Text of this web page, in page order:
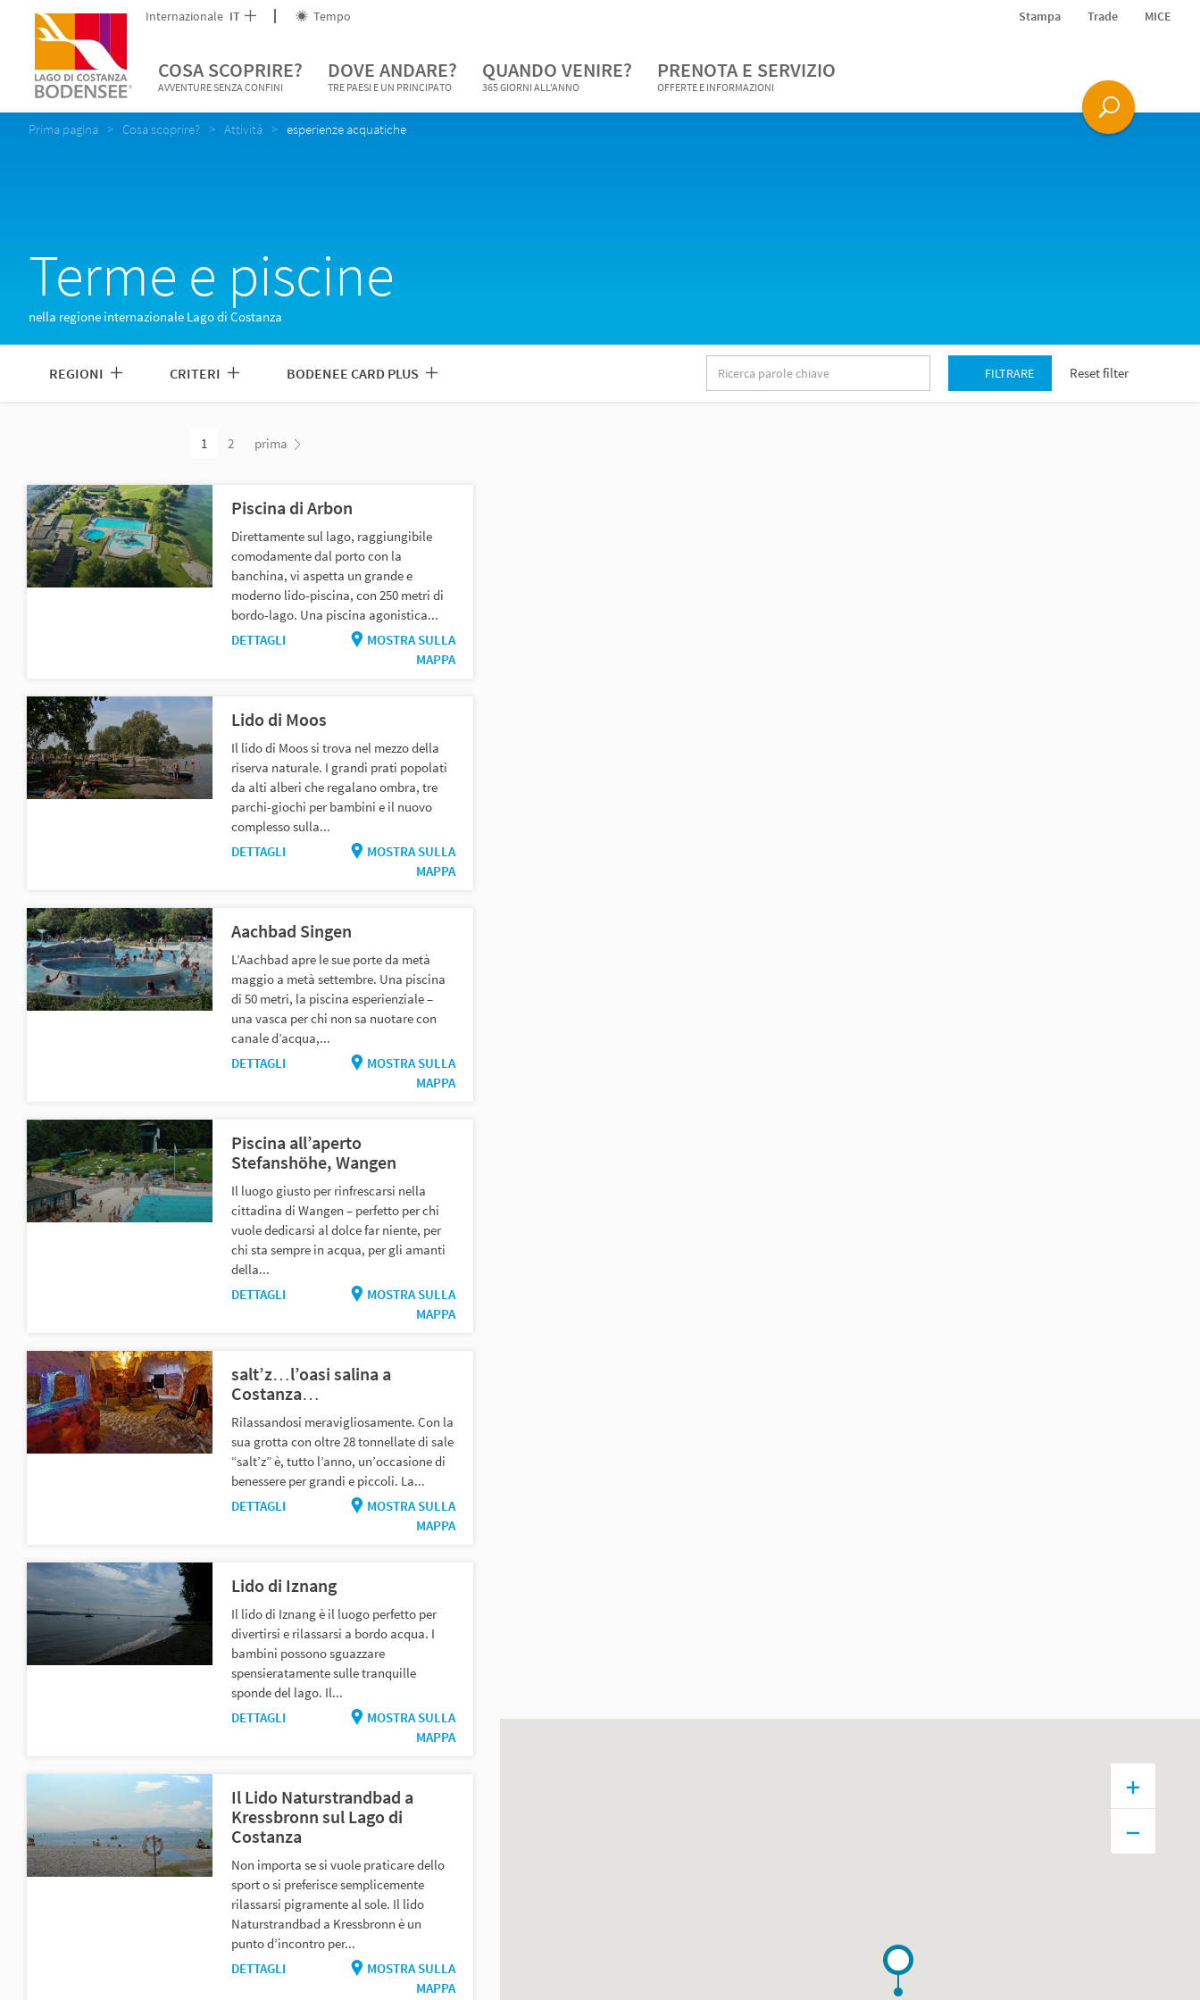
Internazionale IT Tempo Stampa Trade MICE
COSA SCOPRIRE?
AVVENTURE SENZA CONFINI
DOVE ANDARE?
TRE PAESI E UN PRINCIPATO
QUANDO VENIRE?
365 GIORNI ALL'ANNO
PRENOTA E SERVIZIO
OFFERTE E INFORMAZIONI
Prima pagina Cosa scoprire? Attività esperienze acquatiche
Terme e piscine
nella regione internazionale Lago di Costanza
REGIONI CRITERI BODENEE CARD PLUS
parole
FILTRARE Reset filter
1 2 prima
Piscina di Arbon
Direttamente sul lago, raggiungibile
comodamente dal porto con la
banchina, vi aspetta un grande e
moderno lido-piscina, con 250 metri di
bordo-lago. Una piscina agonistica...
DETTAGLI
MOSTRA SULLA
MAPPA
Lido di Moos
Il lido di Moos si trova nel mezzo della
riserva naturale. I grandi prati popolati
da alti alberi che regalano ombra, tre
parchi-giochi per bambini e il nuovo
complesso sulla...
DETTAGLI
MOSTRA SULLA
MAPPA
Aachbad Singen
L’Aachbad apre le sue porte da metà
maggio a metà settembre. Una piscina
di 50 metri, la piscina esperienziale –
una vasca per chi non sa nuotare con
canale d’acqua,...
DETTAGLI
MOSTRA SULLA
MAPPA
Piscina all’aperto
Stefanshöhe, Wangen
Il luogo giusto per rinfrescarsi nella
cittadina di Wangen – perfetto per chi
vuole dedicarsi al dolce far niente, per
chi sta sempre in acqua, per gli amanti
della...
DETTAGLI
MOSTRA SULLA
MAPPA
salt’z…l’oasi salina a
Costanza…
Rilassandosi meravigliosamente. Con la
sua grotta con oltre 28 tonnellate di sale
“salt’z” è, tutto l’anno, un’occasione di
benessere per grandi e piccoli. La...
DETTAGLI
MOSTRA SULLA
MAPPA
Lido di Iznang
Il lido di Iznang è il luogo perfetto per
divertirsi e rilassarsi a bordo acqua. I
bambini possono sguazzare
spensieratamente sulle tranquille
sponde del lago. Il...
DETTAGLI
MOSTRA SULLA
MAPPA
Il Lido Naturstrandbad a
Kressbronn sul Lago di
Costanza
Non importa se si vuole praticare dello
sport o si preferisce semplicemente
rilassarsi pigramente al sole. Il lido
Naturstrandbad a Kressbronn è un
punto d’incontro per...
DETTAGLI
MOSTRA SULLA
MAPPA